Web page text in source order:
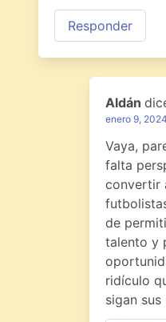
Responder
Aldán
enero 9,
Vaya,
falta
convertir
de
talento y
ridículo
sigan sus